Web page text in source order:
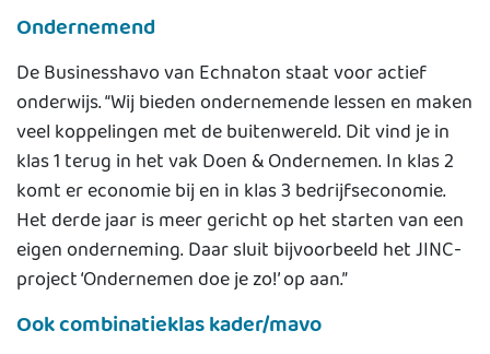
Ondernemend
De Businesshavo van Echnaton staat voor actief
onderwijs. “Wij bieden ondernemende lessen en maken
veel koppelingen met de buitenwereld. Dit vind je in
klas 1 terug in het vak Doen & Ondernemen. In klas 2
komt er economie bij en in klas 3 bedrijfseconomie.
Het derde jaar is meer gericht op het starten van een
eigen onderneming. Daar sluit bijvoorbeeld het JINC-
project ‘Ondernemen doe je zo!’ op aan.”
Ook combinatieklas kader/mavo